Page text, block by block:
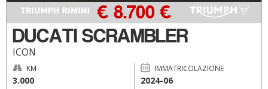
DUCATI SCRAMBLER
ICON
€ 8.700 €
KM
3.000
IMMATRICOLAZIONE
2024-06